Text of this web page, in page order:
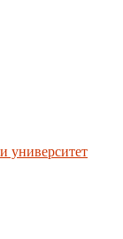
университет